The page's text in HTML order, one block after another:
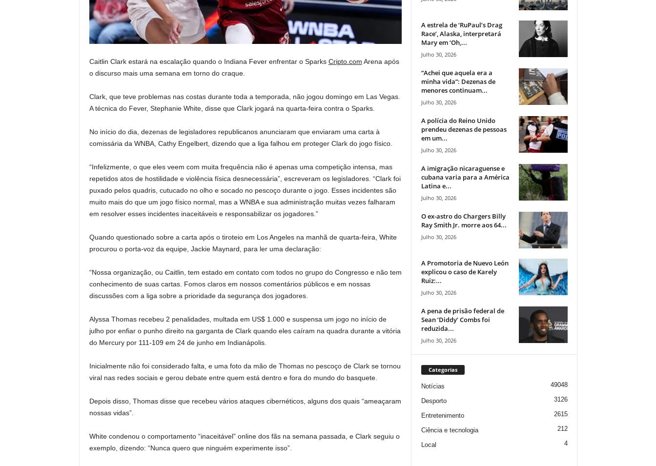
Caitlin Clark estará na escalação quando o Indiana Fever enfrentar o Sparks Cripto.com Arena após
o discurso mais uma semana em torno do craque.
Clark, que teve problemas nas costas durante toda a temporada, não jogou domingo em Las Vegas.
A técnica do Fever, Stephanie White, disse que Clark jogará na quarta-feira contra o Sparks.
No início do dia, dezenas de legisladores republicanos anunciaram que enviaram uma carta à
comissária da WNBA, Cathy Engelbert, dizendo que a liga falhou em proteger Clark do jogo físico.
“Infelizmente, o que eles veem com muita frequência não é apenas uma competição intensa, mas
repetidos atos de hostilidade e violência física desnecessária”, escreveram os legisladores. “Clark foi
puxado pelos quadris, cutucado no olho e socado no pescoço durante o jogo. Esses incidentes são
muito mais do que um jogo físico normal, mas a WNBA e sua administração muitas vezes falharam
em resolver esses incidentes inaceitáveis ​​e responsabilizar os jogadores.”
Quando questionado sobre a carta após o tiroteio em Los Angeles na manhã de quarta-feira, White
procurou o porta-voz da equipe, Jackie Maynard, para ler uma declaração:
“Nossa organização, ou Caitlin, tem estado em contato com todos no grupo do Congresso e não tem
conhecimento de suas cartas. Fomos claros em nossos comentários públicos e em nossas
discussões com a liga sobre a prioridade da segurança dos jogadores.
Alyssa Thomas recebeu 2 penalidades, multada em US$ 1.000 e suspensa um jogo no início de
julho por enfiar o punho direito na garganta de Clark quando eles caíram na quadra durante a vitória
do Mercury por 111-109 em 24 de junho em Indianápolis.
Inicialmente não foi considerado falta, e uma foto da mão de Thomas no pescoço de Clark se tornou
viral nas redes sociais e gerou debate entre quem está dentro e fora do mundo do basquete.
Depois disso, Thomas disse que recebeu vários ataques cibernéticos, alguns dos quais “ameaçaram
nossas vidas”.
White condenou o comportamento “inaceitável” online dos fãs na semana passada, e Clark seguiu o
exemplo, dizendo: “Nunca quero que ninguém experimente isso”.
A estrela de ‘RuPaul’s Drag
Race’, Alaska, interpretará
Mary em ‘Oh,...
Julho 30, 2026
“Achei que aquela era a
minha vida”: Dezenas de
menores continuam...
Julho 30, 2026
A polícia do Reino Unido
prendeu dezenas de pessoas
em um...
Julho 30, 2026
A imigração nicaraguense e
cubana varia para a América
Latina e...
Julho 30, 2026
O ex-astro do Chargers Billy
Ray Smith Jr. morre aos 64...
Julho 30, 2026
A Promotoria de Nuevo León
explicou o caso de Karely
Ruiz:...
Julho 30, 2026
A pena de prisão federal de
Sean ‘Diddy’ Combs foi
reduzida...
Julho 30, 2026
Categorias
Notícias 49048
Desporto 3126
Entretenimento 2615
Ciência e tecnologia 212
Local 4